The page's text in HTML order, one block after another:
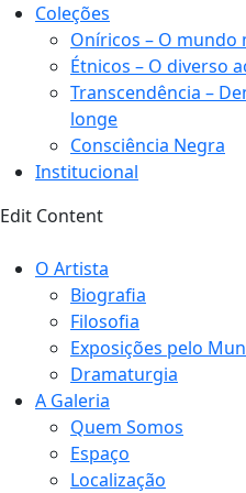
Coleções
Oníricos – O mundo
Étnicos – O diverso
Transcendência –
longe
Consciência Negra
Institucional
Edit Content
O Artista
Biografia
Filosofia
Exposições pelo
Dramaturgia
A Galeria
Quem Somos
Espaço
Localização